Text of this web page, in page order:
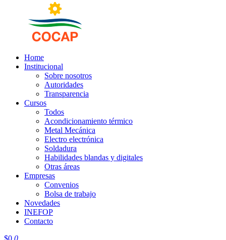
Home
Institucional
Sobre nosotros
Autoridades
Transparencia
Cursos
Todos
Acondicionamiento térmico
Metal Mecánica
Electro electrónica
Soldadura
Habilidades blandas y digitales
Otras áreas
Empresas
Convenios
Bolsa de trabajo
Novedades
INEFOP
Contacto
$0 0